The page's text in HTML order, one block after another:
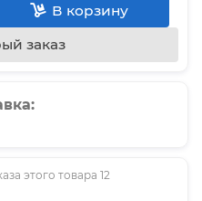
В корзину
заказ
этого товара 12